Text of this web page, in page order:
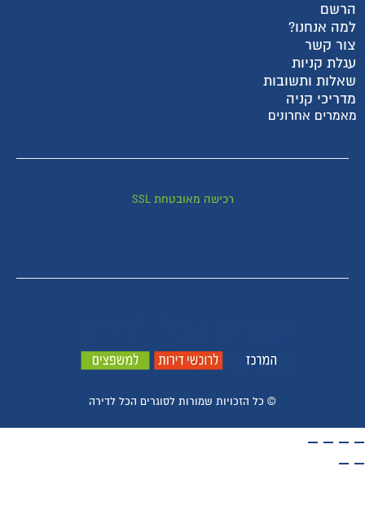
הרשם
למה אנחנו?
צור קשר
עגלת קניות
שאלות ותשובות
מדריכי קניה
מאמרים אחרונים
רכישה מאובטחת SSL
© ​כל הזכויות שמורות לסוגרים הכל לדירה